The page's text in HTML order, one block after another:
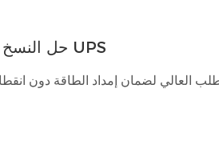
حل النسخ الاحتياطي للطاقة UPS